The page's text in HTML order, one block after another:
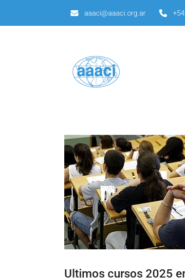
aaaci@aaaci.org.ar
Ultimos cursos 2025